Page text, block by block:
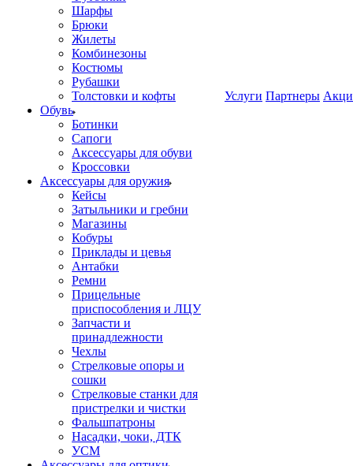
Шарфы
Брюки
Жилеты
Комбинезоны
Костюмы
Рубашки
Толстовки и кофты
Обувь
Ботинки
Сапоги
Аксессуары для обуви
Кроссовки
Аксессуары для оружия
Кейсы
Затыльники и гребни
Магазины
Кобуры
Приклады и цевья
Антабки
Ремни
Прицельные
приспособления и ЛЦУ
Запчасти и
принадлежности
Чехлы
Стрелковые опоры и
сошки
Стрелковые станки для
пристрелки и чистки
Фальшпатроны
Насадки, чоки, ДТК
УСМ
Услуги Партнеры